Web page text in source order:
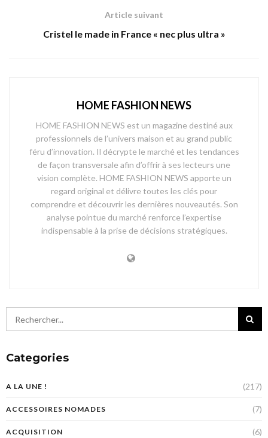
Article suivant
Cristel le made in France « nec plus ultra »
HOME FASHION NEWS
HOME FASHION NEWS est un magazine destiné aux
professionnels de l’univers maison et au grand public
féru d’innovation. Il décrypte le marché et les tendances
de façon transversale afin d’offrir à ses lecteurs une
vision complète. HOME FASHION NEWS apporte un
regard original et délivre toutes les clés pour
comprendre et découvrir les dernières nouveautés. Son
analyse pointue du marché renforce l’expertise
indispensable à la prise de décisions stratégiques.
Categories
A LA UNE ! (217)
ACCESSOIRES NOMADES (7)
ACQUISITION (6)